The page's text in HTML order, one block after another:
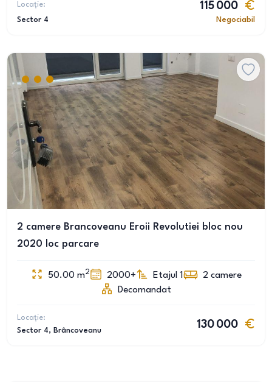
Locație:
Sector 4
115 000
Negociabil
2 camere Brancoveanu Eroii Revolutiei bloc nou
2020 loc parcare
50.00 m2 2000+ Etajul 1 2 camere
Decomandat
Locație:
Sector 4, Brâncoveanu
130 000